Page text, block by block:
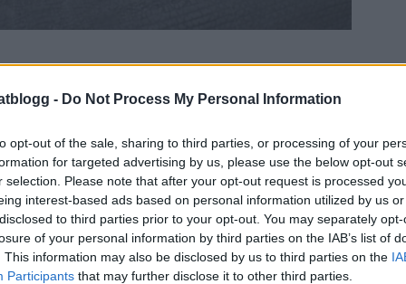
- Do Not Process My Personal Information
opt-out of the sale, sharing to third parties, or processing of your
for targeted advertising by us, please use the below opt-out
selection. Please note that after your opt-out request is processed
interest-based ads based on personal information utilized by us
to third parties prior to your opt-out. You may separately
of your personal information by third parties on the IAB’s list of
This information may also be disclosed by us to third parties on the
Participants that may further disclose it to other third parties.